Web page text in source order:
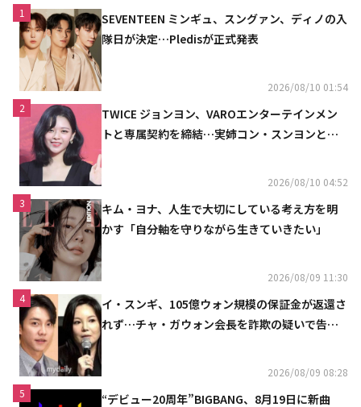
1
SEVENTEEN ミンギュ、スングァン、ディノの入
隊日が決定…Pledisが正式発表
2026/08/10 01:54
2
TWICE ジョンヨン、VAROエンターテインメン
トと専属契約を締結…実姉コン・スンヨンと同
2026/08/10 04:52
3
キム・ヨナ、人生で大切にしている考え方を明
かす「自分軸を守りながら生きていきたい」
2026/08/09 11:30
4
イ・スンギ、105億ウォン規模の保証金が返還さ
れず…チャ・ガウォン会長を詐欺の疑いで告訴
2026/08/09 08:28
5
“デビュー20周年”BIGBANG、8月19日に新曲